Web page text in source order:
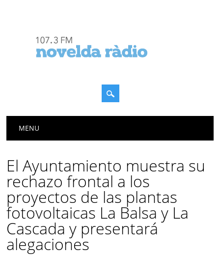
Menú principal
MENU
El Ayuntamiento muestra su
rechazo frontal a los
proyectos de las plantas
fotovoltaicas La Balsa y La
Cascada y presentará
alegaciones